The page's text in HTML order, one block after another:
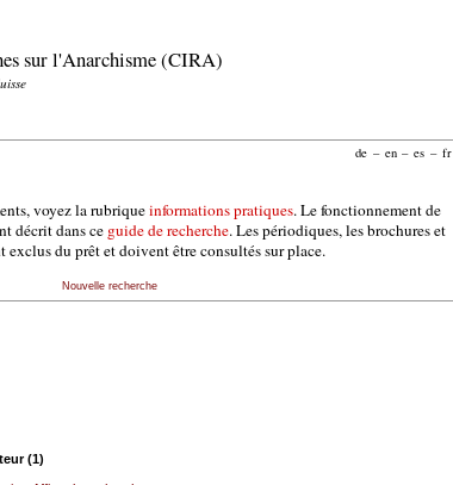
sur l'Anarchisme (CIRA)
de – en – es – fr
voyez la rubriqueinformations pratiques. Le fonctionnement de
décrit dans ce guide de recherche. Les périodiques, les brochures et
exclus du prêt et doivent être consultés sur place.
Nouvelle recherche
(1)